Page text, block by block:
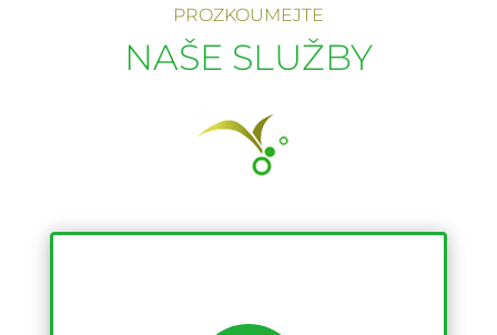
PROZKOUMEJTE
NAŠE SLUŽBY